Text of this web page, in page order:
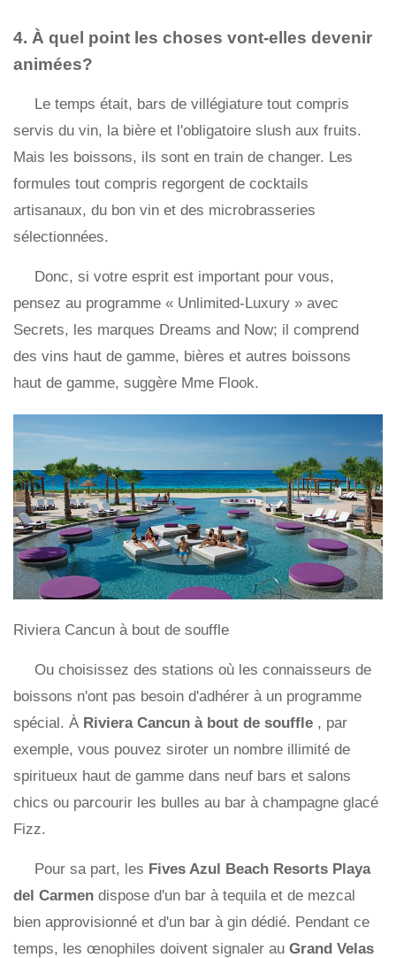
4. À quel point les choses vont-elles devenir
animées?
Le temps était, bars de villégiature tout compris
servis du vin, la bière et l'obligatoire slush aux fruits.
Mais les boissons, ils sont en train de changer. Les
formules tout compris regorgent de cocktails
artisanaux, du bon vin et des microbrasseries
sélectionnées.
Donc, si votre esprit est important pour vous,
pensez au programme « Unlimited-Luxury » avec
Secrets, les marques Dreams and Now; il comprend
des vins haut de gamme, bières et autres boissons
haut de gamme, suggère Mme Flook.
Riviera Cancun à bout de souffle
Ou choisissez des stations où les connaisseurs de
boissons n'ont pas besoin d'adhérer à un programme
spécial. À Riviera Cancun à bout de souffle , par
exemple, vous pouvez siroter un nombre illimité de
spiritueux haut de gamme dans neuf bars et salons
chics ou parcourir les bulles au bar à champagne glacé
Fizz.
Pour sa part, les Fives Azul Beach Resorts Playa
del Carmen dispose d'un bar à tequila et de mezcal
bien approvisionné et d'un bar à gin dédié. Pendant ce
temps, les œnophiles doivent signaler au Grand Velas